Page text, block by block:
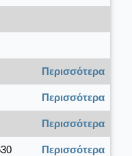
Περισσότερα
Περισσότερα
Περισσότερα
Περισσότερα